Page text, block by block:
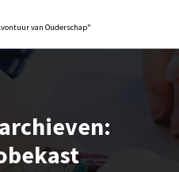
van Ouderschap"